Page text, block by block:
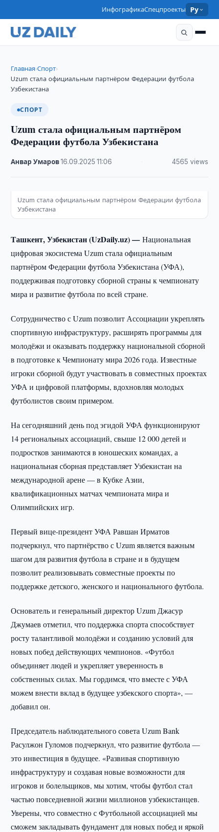
ИнфографикаСпецпроекты Ру
Главная›Спорт›
Uzum стала официальным партнёром Федерации футбола
Узбекистана
СПОРТ
Uzum стала официальным партнёром
Федерации футбола Узбекистана
Анвар Умаров·16.09.2025 ·11:06 4565 views
Uzum стала официальным партнёром Федерации футбола
Узбекистана
Ташкент, Узбекистан (UzDaily.uz) —Национальная
цифровая экосистема Uzum стала официальным
партнёром Федерации футбола Узбекистана (УФА),
поддерживая подготовку сборной страны к чемпионату
мира и развитие футбола по всей стране.
Сотрудничество с Uzum позволит Ассоциации укреплять
спортивную инфраструктуру, расширять программы для
молодёжи и оказывать поддержку национальной сборной
в подготовке к Чемпионату мира 2026 года. Известные
игроки сборной будут участвовать в совместных проектах
УФА и цифровой платформы, вдохновляя молодых
футболистов своим примером.
На сегодняшний день под эгидой УФА функционируют
14 региональных ассоциаций, свыше 12 000 детей и
подростков занимаются в юношеских командах, а
национальная сборная представляет Узбекистан на
международной арене — в Кубке Азии,
квалификационных матчах чемпионата мира и
Олимпийских игр.
Первый вице-президент УФА Равшан Ирматов
подчеркнул, что партнёрство с Uzum является важным
шагом для развития футбола в стране и в будущем
позволит реализовывать совместные проекты по
поддержке детского, женского и национального футбола.
Основатель и генеральный директор Uzum Джасур
Джумаев отметил, что поддержка спорта способствует
росту талантливой молодёжи и созданию условий для
новых побед действующих чемпионов. «Футбол
объединяет людей и укрепляет уверенность в
собственных силах. Мы гордимся, что вместе с УФА
можем внести вклад в будущее узбекского спорта», —
добавил он.
Председатель наблюдательного совета Uzum Bank
Расулжон Гуломов подчеркнул, что развитие футбола —
это инвестиция в будущее. «Развивая спортивную
инфраструктуру и создавая новые возможности для
игроков и болельщиков, мы хотим, чтобы футбол стал
частью повседневной жизни миллионов узбекистанцев.
Уверены, что совместно с Футбольной ассоциацией мы
сможем закладывать фундамент для новых побед и яркой